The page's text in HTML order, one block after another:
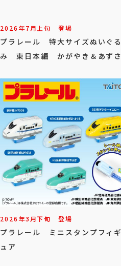
2026年7月上旬 登場
プラレール 特大サイズぬいぐる
み 東日本編 かがやき＆あずさ
2026年3月下旬 登場
プラレール ミニスタンプフィギ
ュア